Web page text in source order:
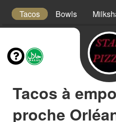
Tacos Bowls
Tacos à
proche